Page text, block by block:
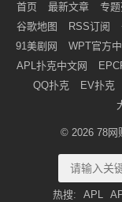
首页 最新文章 专
谷歌地图
RSS订阅
91美剧网
WPT官方
APL扑克中文网
QQ扑克
EV扑克
© 2026 78网
热搜: APL